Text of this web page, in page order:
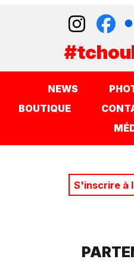
NEWS
BOUTIQUE
S'inscrire à